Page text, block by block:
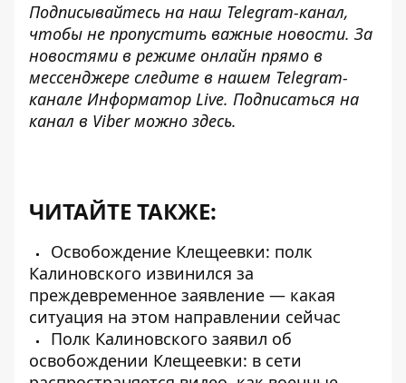
Подписывайтесь на наш Telegram-канал,
чтобы не пропустить важные новости. За
новостями в режиме онлайн прямо в
мессенджере следите в нашем Telegram-
канале Информатор Live. Подписаться на
канал в Viber можно здесь.
ЧИТАЙТЕ ТАКЖЕ:
Освобождение Клещеевки: полк
Калиновского извинился за
преждевременное заявление — какая
ситуация на этом направлении сейчас
Полк Калиновского заявил об
освобождении Клещеевки: в сети